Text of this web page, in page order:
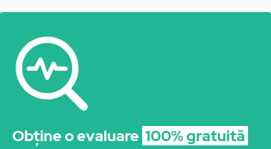
Obține o evaluare 100% gratuită